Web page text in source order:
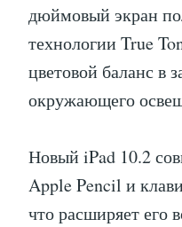
дюймовый экран
технологии True
цветовой баланс в
окружающего
Новый iPad 10.2
Apple Pencil и
что расширяет его